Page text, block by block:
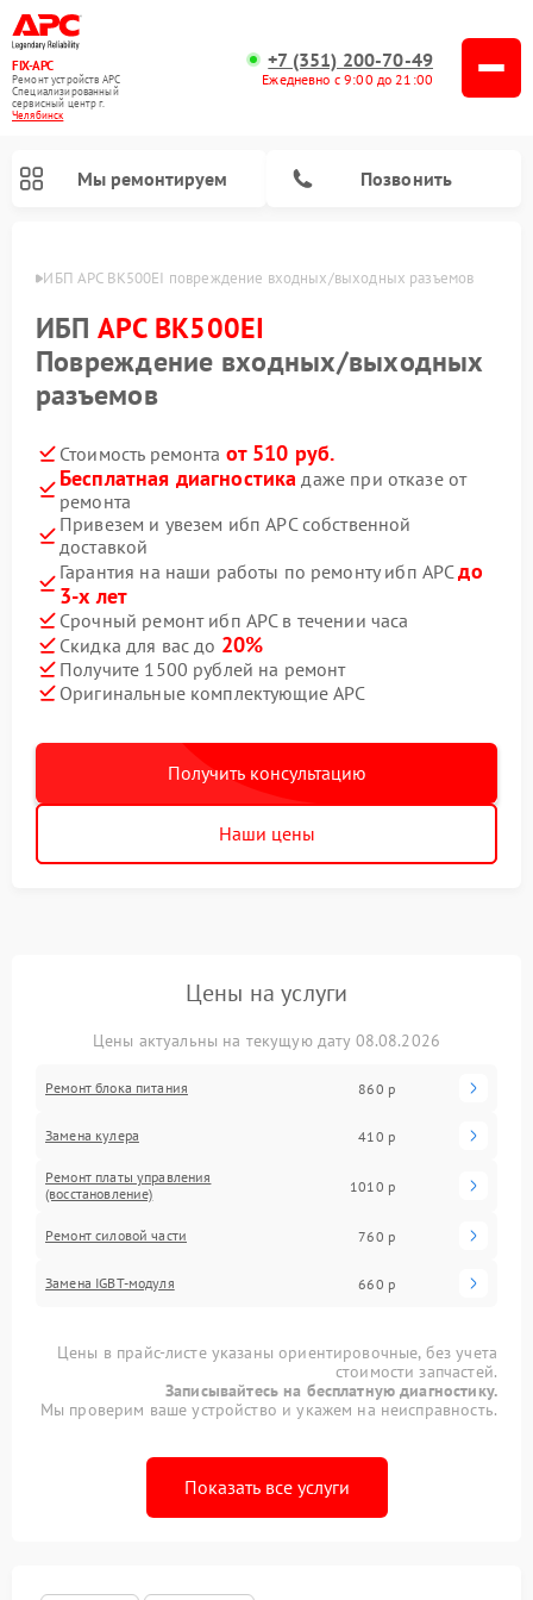
FIX-APC
Ремонт устройств APC
Специализированный
cервисный центр г.
Челябинск
+7 (351) 200-70-49
Ежедневно с 9:00 до 21:00
Мы ремонтируем Позвонить
ИБП APC BK500EI повреждение входных/выходных разъемов
ИБП APC BK500EI
Повреждение входных/выходных
разъемов
Стоимость ремонта от 510 руб.
Бесплатная диагностика даже при отказе от
ремонта
Привезем и увезем ибп APC собственной
доставкой
Гарантия на наши работы по ремонту ибп APCдо
3-х лет
Срочный ремонт ибп APC в течении часа
Скидка для вас до 20%
Получите 1500 рублей на ремонт
Оригинальные комплектующие APC
Получить консультацию
Наши цены
Цены на услуги
Цены актуальны на текущую дату 08.08.2026
Ремонт блока питания 860 р
Замена кулера 410 р
Ремонт платы управления
(восстановление)
1010 р
Ремонт силовой части 760 р
Замена IGBT-модуля 660 р
Цены в прайс-листе указаны ориентировочные, без учета
стоимости запчастей.
Записывайтесь на бесплатную диагностику.
Мы проверим ваше устройство и укажем на неисправность.
Показать все услуги